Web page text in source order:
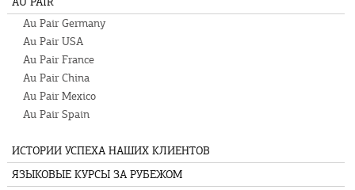
Au Pair Germany
Au Pair USA
Au Pair France
Au Pair China
Au Pair Mexico
Au Pair Spain
ИСТОРИИ УСПЕХА НАШИХ КЛИЕНТОВ
ЯЗЫКОВЫЕ КУРСЫ ЗА РУБЕЖОМ